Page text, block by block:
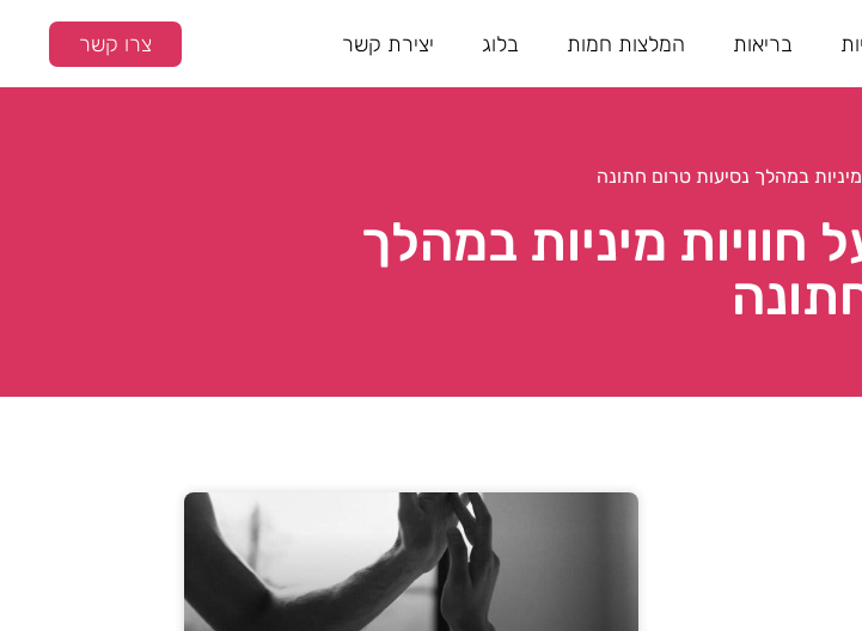
בריאות המלצות חמות בלוג יצירת קשר צרו קשר
במהלך נסיעות טרום חתונה
חוויות מיניות במהלך